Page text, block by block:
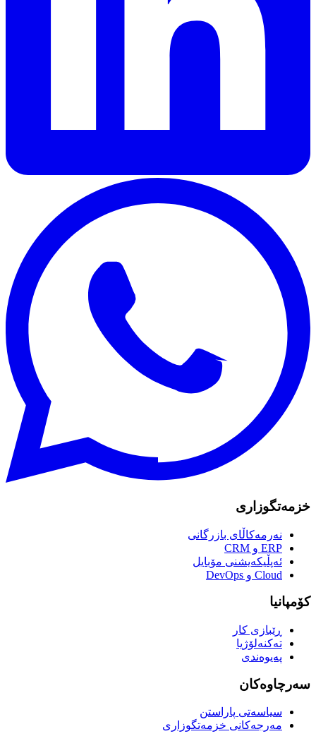
خزمەتگوزاری
نەرمەکاڵای بازرگانی
ERP و CRM
ئەپڵیکەیشنی مۆبایل
Cloud و DevOps
کۆمپانیا
ڕێبازی کار
تەکنەلۆژیا
پەیوەندی
سەرچاوەکان
سیاسەتی پاراستن
مەرجەکانی خزمەتگوزاری